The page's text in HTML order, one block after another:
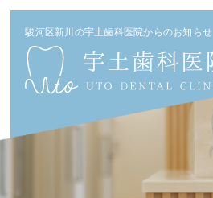
駿河区新川の宇土歯科医院からのお知らせ